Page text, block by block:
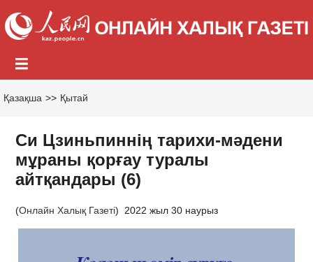
Қазақша >> Қытай
Си Цзиньпиннің тарихи-мәдени
мұраны қорғау туралы
айтқандары (6)
(Онлайн Халық Газеті) 2022 жыл 30 наурыз